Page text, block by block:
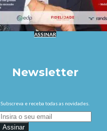
ASSINAR
Newsletter
Subscreva e receba todas as novidades.
Assinar